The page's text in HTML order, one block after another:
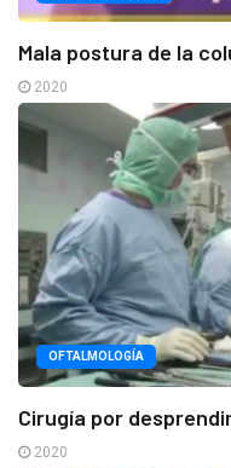
Mala postura de la
2020
OFTALMOLOGÍA
Cirugía por
2020